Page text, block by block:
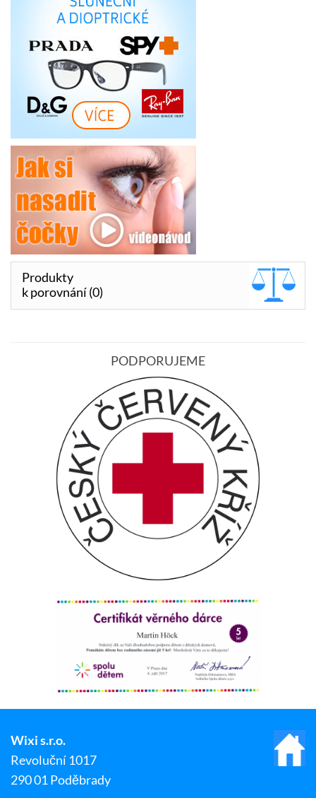
Produkty
k porovnání (0)
PODPORUJEME
Wixi s.r.o.
Revoluční 1017
290 01 Poděbrady